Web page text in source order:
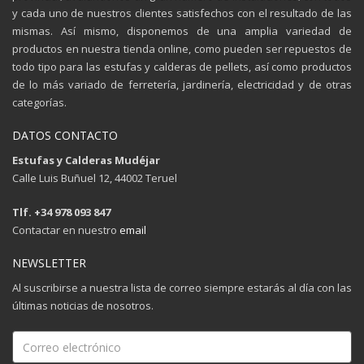
y cada uno de nuestros clientes satisfechos con el resultado de las
mismas. Así mismo, disponemos de una amplia variedad de
productos en nuestra tienda online, como pueden ser repuestos de
todo tipo para las estufas y calderas de pellets, así como productos
de lo más variado de ferretería, jardinería, electricidad y de otras
categorías.
DATOS CONTACTO
Estufas y Calderas Mudéjar
Calle Luis Buñuel 12, 44002 Teruel
Tlf. +34 978 093 847
Contactar en nuestro email
NEWSLETTER
Al suscribirse a nuestra lista de correo siempre estarás al día con las
últimas noticias de nosotros.